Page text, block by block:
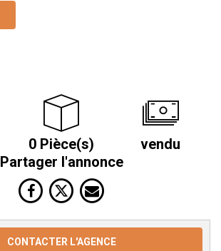
0 Pièce(s)
vendu
Partager l'annonce
CONTACTER L'AGENCE